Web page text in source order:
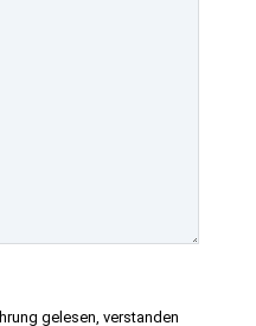
gelesen, verstanden